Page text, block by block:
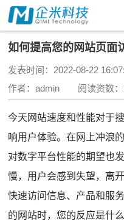
如何提高您的网站页面
发表时间：2022-08-22
作者：admin 阅读资数：
今天网站速度和性能对于
响用户体验。在网上冲浪
对数字平台性能的期望也
慢，用户会感到失望，离
快速访问信息、产品和服
的网站时，您的反应是什